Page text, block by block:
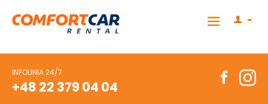
INFOLINIA 24/7
+48 22 379 04 04